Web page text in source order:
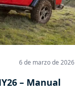
6 de marzo de 2026
– Manual